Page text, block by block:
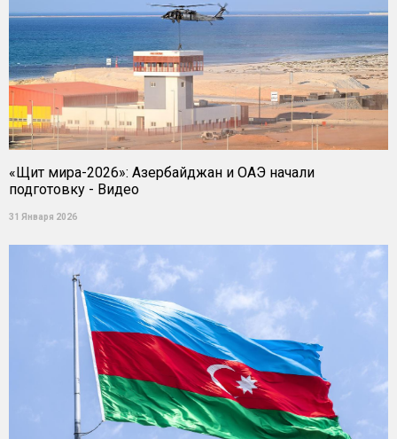
«Щит мира-2026»: Азербайджан и ОАЭ начали
подготовку - Видео
31 Января 2026